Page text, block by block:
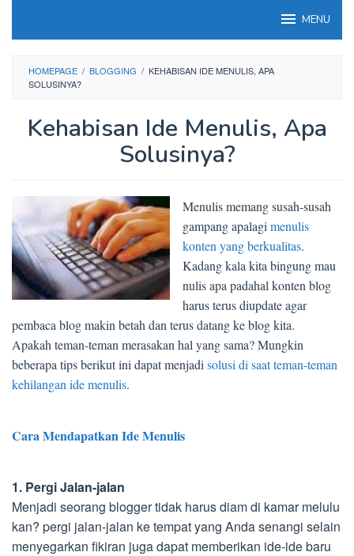
MENU
HOMEPAGE / BLOGGING / KEHABISAN IDE MENULIS, APA
SOLUSINYA?
Kehabisan Ide Menulis, Apa
Solusinya?
Menulis memang susah-susah
gampang apalagi menulis
konten yang berkualitas.
Kadang kala kita bingung mau
nulis apa padahal konten blog
harus terus diupdate agar
pembaca blog makin betah dan terus datang ke blog kita.
Apakah teman-teman merasakan hal yang sama? Mungkin
beberapa tips berikut ini dapat menjadi solusi di saat teman-teman
kehilangan ide menulis.
Cara Mendapatkan Ide Menulis
1. Pergi Jalan-jalan
Menjadi seorang blogger tidak harus diam di kamar melulu
kan? pergi jalan-jalan ke tempat yang Anda senangi selain
menyegarkan fikiran juga dapat memberikan ide-ide baru